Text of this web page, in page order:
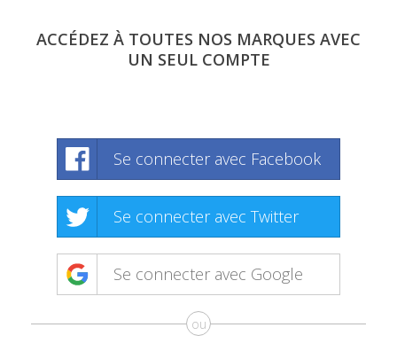
ACCÉDEZ À TOUTES NOS MARQUES AVEC
UN SEUL COMPTE
Se connecter avec Facebook
Se connecter avec Twitter
Se connecter avec Google
ou